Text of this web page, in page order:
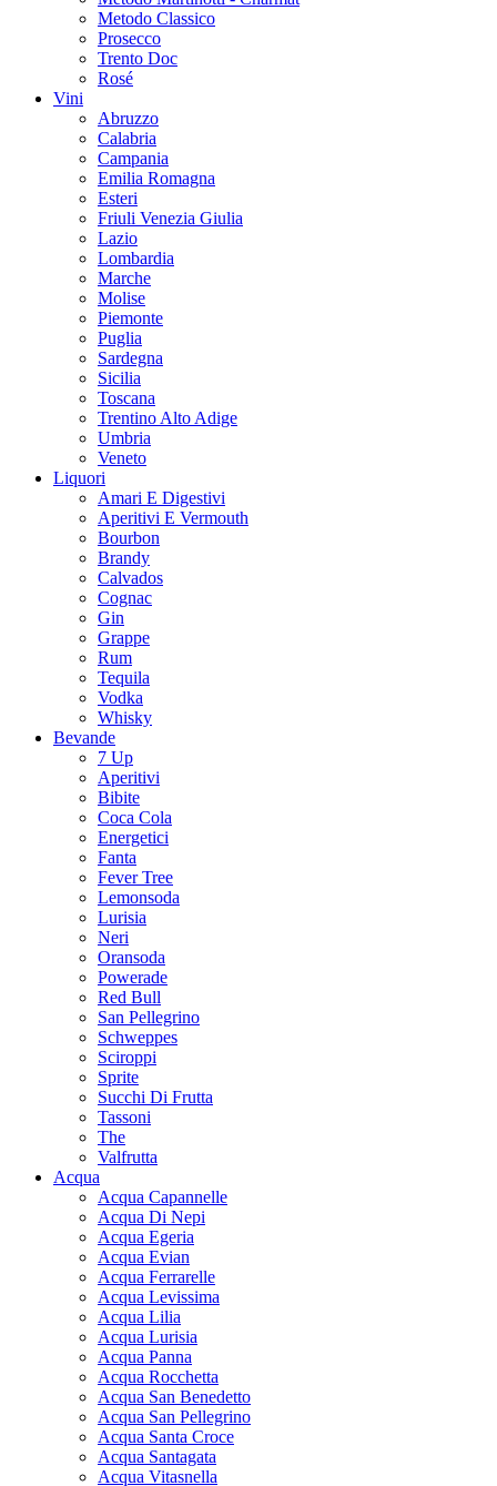
Metodo Classico
Prosecco
Trento Doc
Rosé
Vini
Abruzzo
Calabria
Campania
Emilia Romagna
Esteri
Friuli Venezia Giulia
Lazio
Lombardia
Marche
Molise
Piemonte
Puglia
Sardegna
Sicilia
Toscana
Trentino Alto Adige
Umbria
Veneto
Liquori
Amari E Digestivi
Aperitivi E Vermouth
Bourbon
Brandy
Calvados
Cognac
Gin
Grappe
Rum
Tequila
Vodka
Whisky
Bevande
7 Up
Aperitivi
Bibite
Coca Cola
Energetici
Fanta
Fever Tree
Lemonsoda
Lurisia
Neri
Oransoda
Powerade
Red Bull
San Pellegrino
Schweppes
Sciroppi
Sprite
Succhi Di Frutta
Tassoni
The
Valfrutta
Acqua
Acqua Capannelle
Acqua Di Nepi
Acqua Egeria
Acqua Evian
Acqua Ferrarelle
Acqua Levissima
Acqua Lilia
Acqua Lurisia
Acqua Panna
Acqua Rocchetta
Acqua San Benedetto
Acqua San Pellegrino
Acqua Santa Croce
Acqua Santagata
Acqua Vitasnella